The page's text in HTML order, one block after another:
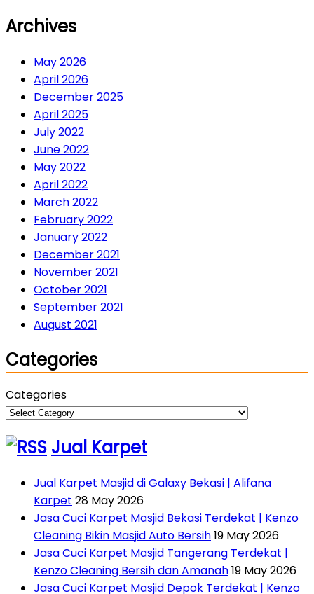
Archives
May 2026
April 2026
December 2025
April 2025
July 2022
June 2022
May 2022
April 2022
March 2022
February 2022
January 2022
December 2021
November 2021
October 2021
September 2021
August 2021
Categories
Categories
Jual Karpet
Jual Karpet Masjid di Galaxy Bekasi | Alifana
Karpet 28 May 2026
Jasa Cuci Karpet Masjid Bekasi Terdekat | Kenzo
Cleaning Bikin Masjid Auto Bersih19 May 2026
Jasa Cuci Karpet Masjid Tangerang Terdekat |
Kenzo Cleaning Bersih dan Amanah19 May 2026
Jasa Cuci Karpet Masjid Depok Terdekat | Kenzo